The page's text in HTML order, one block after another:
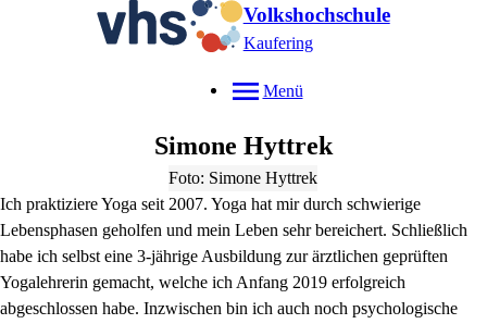
Volkshochschule
Kaufering
Menü
Simone Hyttrek
Foto: Simone Hyttrek
Ich praktiziere Yoga seit 2007. Yoga hat mir durch schwierige
Lebensphasen geholfen und mein Leben sehr bereichert. Schließlich
habe ich selbst eine 3-jährige Ausbildung zur ärztlichen geprüften
Yogalehrerin gemacht, welche ich Anfang 2019 erfolgreich
abgeschlossen habe. Inzwischen bin ich auch noch psychologische